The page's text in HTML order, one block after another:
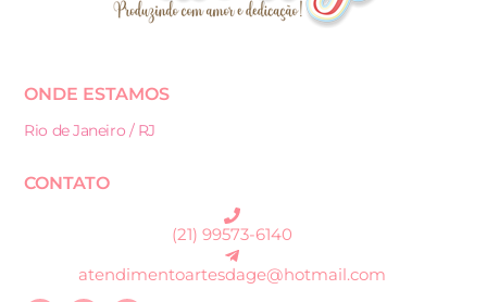
ONDE ESTAMOS
Rio de Janeiro / RJ
CONTATO
(21) 99573-6140
atendimentoartesdage@hotmail.com